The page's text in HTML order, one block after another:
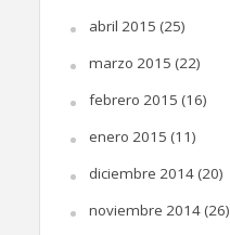
abril 2015 (25)
marzo 2015 (22)
febrero 2015 (16)
enero 2015 (11)
diciembre 2014(20)
noviembre 2014(26)